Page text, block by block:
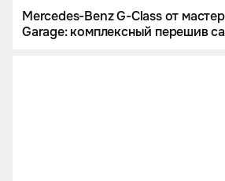
Mercedes-Benz G-Class от
Garage: комплексный перешив